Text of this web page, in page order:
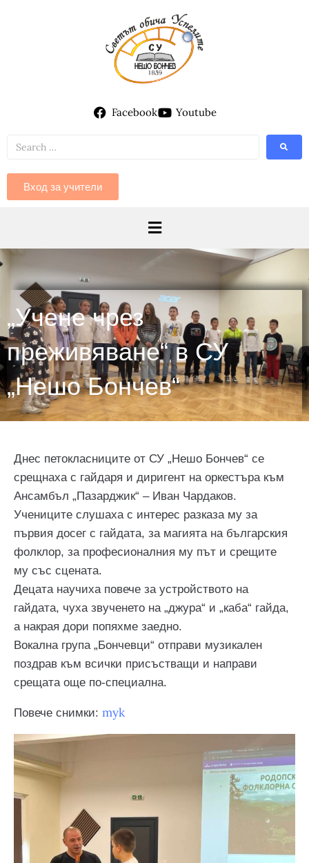
Facebook Youtube
Вход за учители
„Учене чрез
преживяване“ в СУ
„Нешо Бончев“
Днес петокласниците от СУ „Нешо Бончев“ се
срещнаха с гайдаря и диригент на оркестъра към
Ансамбъл „Пазарджик“ – Иван Чардаков.
Учениците слушаха с интерес разказа му за
първия досег с гайдата, за магията на българския
фолклор, за професионалния му път и срещите
му със сцената.
Децата научиха повече за устройството на
гайдата, чуха звученето на „джура“ и „каба“ гайда,
а накрая дори попяхме заедно.
Вокална група „Бончевци“ отправи музикален
поздрав към всички присъстващи и направи
срещата още по-специална.
Повече снимки: тук